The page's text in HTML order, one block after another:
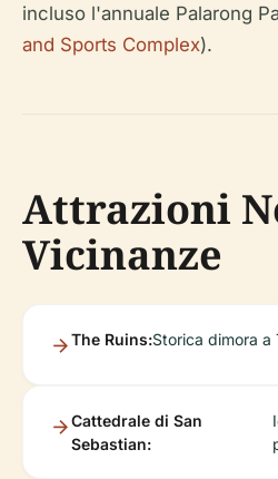
incluso l'annuale Palarong
and Sports Complex).
Attrazioni
Vicinanze
The Ruins:Storica dimora a
Cattedrale di San
Sebastian: